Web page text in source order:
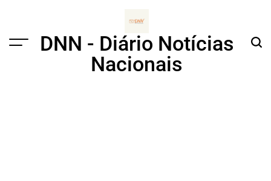
Menu
DNN - Diário Notícias
Nacionais